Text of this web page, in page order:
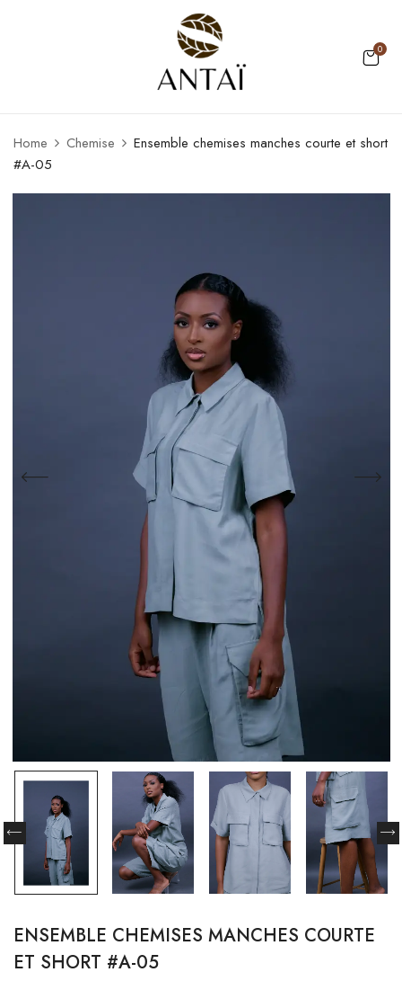
0
Home Chemise
Ensemble chemises manches courte et short
#A-05
ENSEMBLE CHEMISES MANCHES COURTE
ET SHORT #A-05